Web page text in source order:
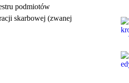
podmiotów
skarbowej (zwanej